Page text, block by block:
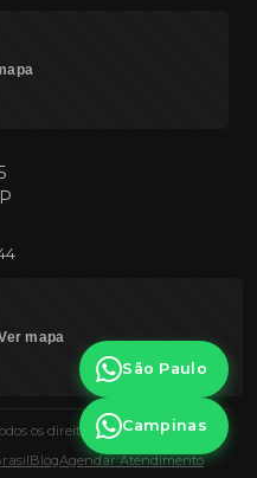
mapa
os direitos reservados.
BlogAgendar Atendimento
São Paulo
Campinas